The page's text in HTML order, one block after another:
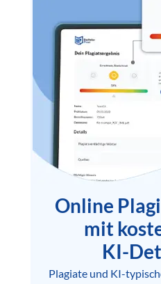
Online
mit
KI-
Plagiate und KI-